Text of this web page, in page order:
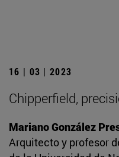
16 | 03 | 2023
Chipperfield,
Mariano González
Arquitecto y profesor